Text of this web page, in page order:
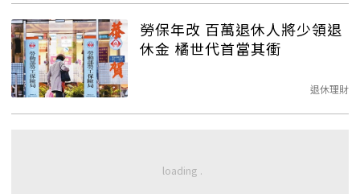
勞保年改 百萬退休人將少領退
休金 橘世代首當其衝
退休理財